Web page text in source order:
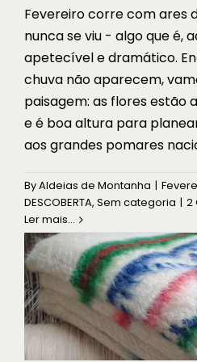
Fevereiro corre com ares
nunca se viu - algo que é,
apetecível e dramático.
chuva não aparecem,
paisagem: as flores estão
e é boa altura para
aos grandes pomares
ByAldeias de Montanha |
DESCOBERTA, Sem categoria | 2
Ler mais...
À